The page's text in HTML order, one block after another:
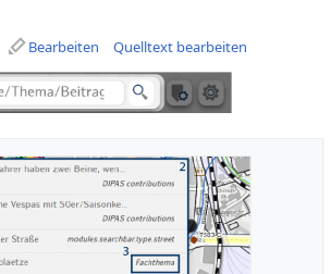
Bearbeiten Quelltext bearbeiten